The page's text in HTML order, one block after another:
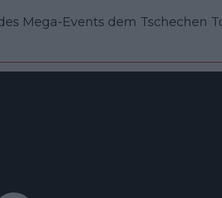
Mega-Events dem Tschechen